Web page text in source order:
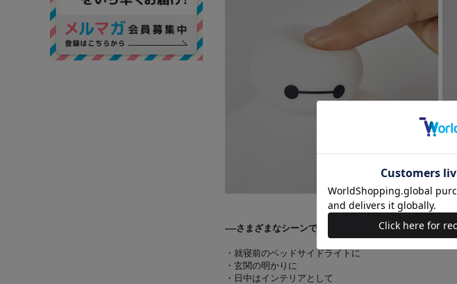
----さまざまなシーンで使える！----
・就寝前のベッドサイドライトに
・玄関の明かりに
・日中はインテリアとして